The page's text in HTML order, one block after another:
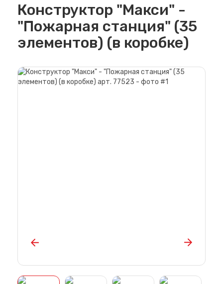
Конструктор "Макси" -
"Пожарная станция" (35
элементов) (в коробке)